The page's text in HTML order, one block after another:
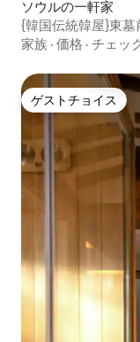
ソウルの一軒家
{韓国伝統韓屋}東
川/鍾路/優秀な韓屋
家族 · 価格 · チェッ
ゲストチョイス
ゲストチョイス